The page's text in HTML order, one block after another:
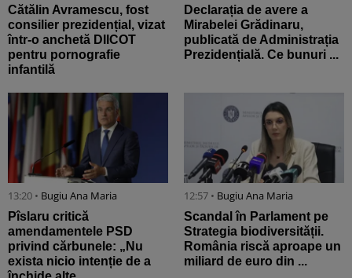
Cătălin Avramescu, fost
consilier prezidențial, vizat
într-o anchetă DIICOT
pentru pornografie
infantilă
Declarația de avere a
Mirabelei Grădinaru,
publicată de Administrația
Prezidențială. Ce bunuri ...
13:20 • Bugiu ⁠Ana Maria
Pîslaru critică
amendamentele PSD
privind cărbunele: „Nu
exista nicio intenție de a
12:57 • Bugiu ⁠Ana Maria
Scandal în Parlament pe
Strategia biodiversității.
România riscă aproape un
miliard de euro din ...